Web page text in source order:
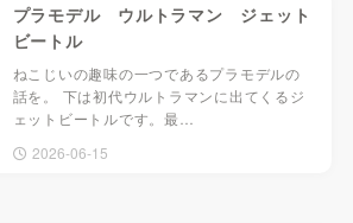
プラモデル ウルトラマン ジェット
ビートル
ねこじいの趣味の一つであるプラモデルの
話を。 下は初代ウルトラマンに出てくるジ
ェットビートルです。最…
2026-06-15